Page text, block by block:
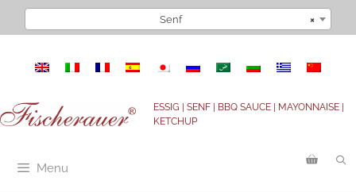
Inhalt
×
Senf
ESSIG | SENF | BBQ SAUCE | MAYONNAISE |
KETCHUP
Menu